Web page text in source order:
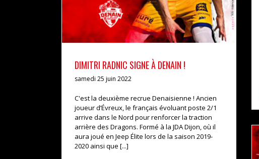
DIMITRI RADNIC SIGNE À DENAIN !
samedi 25 juin 2022
C'est la deuxième recrue Denaisienne ! Ancien
joueur d’Évreux, le français évoluant poste 2/1
arrive dans le Nord pour renforcer la traction
arrière des Dragons. Formé à la JDA Dijon, où il
aura joué en Jeep Élite lors de la saison 2019-
2020 ainsi que [...]